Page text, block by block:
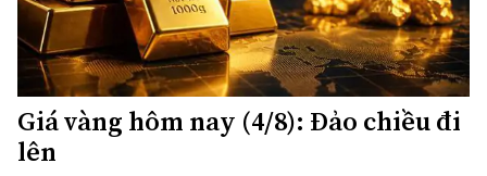
Giá vàng hôm nay (4/8): Đảo chiều đi
lên